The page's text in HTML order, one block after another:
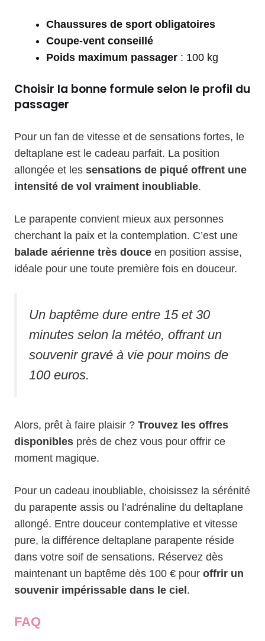
Chaussures de sport obligatoires
Coupe-vent conseillé
Poids maximum passager : 100 kg
Choisir la bonne formule selon le profil du
passager
Pour un fan de vitesse et de sensations fortes, le
deltaplane est le cadeau parfait. La position
allongée et les sensations de piqué offrent une
intensité de vol vraiment inoubliable.
Le parapente convient mieux aux personnes
cherchant la paix et la contemplation. C’est une
balade aérienne très douce en position assise,
idéale pour une toute première fois en douceur.
Un baptême dure entre 15 et 30
minutes selon la météo, offrant un
souvenir gravé à vie pour moins de
100 euros.
Alors, prêt à faire plaisir ? Trouvez les offres
disponibles près de chez vous pour offrir ce
moment magique.
Pour un cadeau inoubliable, choisissez la sérénité
du parapente assis ou l’adrénaline du deltaplane
allongé. Entre douceur contemplative et vitesse
pure, la différence deltaplane parapente réside
dans votre soif de sensations. Réservez dès
maintenant un baptême dès 100 € pour offrir un
souvenir impérissable dans le ciel.
FAQ